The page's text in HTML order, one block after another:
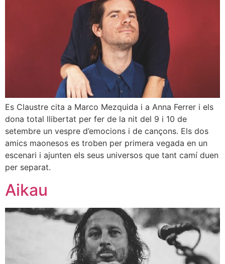
Es Claustre cita a Marco Mezquida i a Anna Ferrer i els
dona total llibertat per fer de la nit del 9 i 10 de
setembre un vespre d’emocions i de cançons. Els dos
amics maonesos es troben per primera vegada en un
escenari i ajunten els seus universos que tant camí duen
per separat.
Aikau